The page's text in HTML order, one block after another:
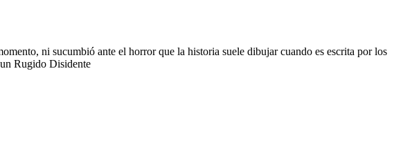
ni sucumbió ante el horror que la historia suele dibujar cuando es escrita por los
Rugido Disidente